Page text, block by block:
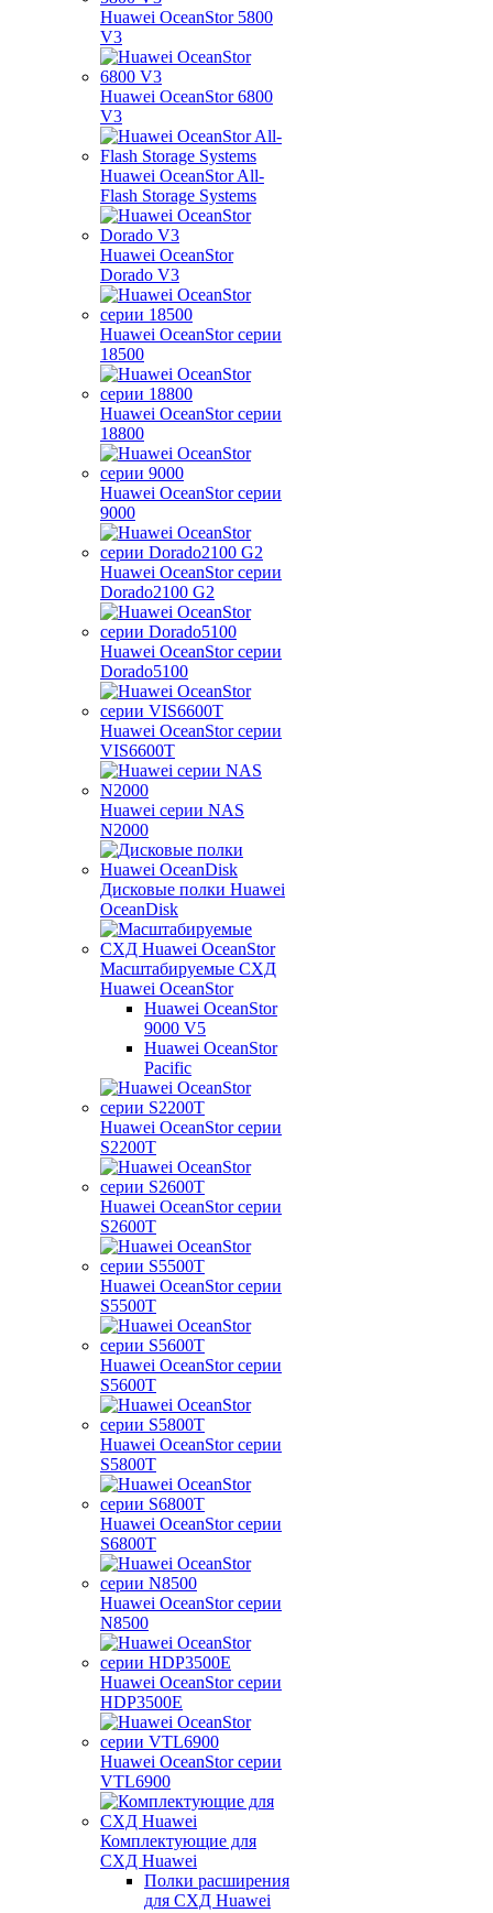
Huawei OceanStor 5800
V3
Huawei OceanStor 6800
V3
Huawei OceanStor All-
Flash Storage Systems
Huawei OceanStor
Dorado V3
Huawei OceanStor серии
18500
Huawei OceanStor серии
18800
Huawei OceanStor серии
9000
Huawei OceanStor серии
Dorado2100 G2
Huawei OceanStor серии
Dorado5100
Huawei OceanStor серии
VIS6600T
Huawei серии NAS
N2000
Дисковые полки Huawei
OceanDisk
Масштабируемые СХД
Huawei OceanStor
Huawei OceanStor
9000 V5
Huawei OceanStor
Pacific
Huawei OceanStor серии
S2200T
Huawei OceanStor серии
S2600T
Huawei OceanStor серии
S5500T
Huawei OceanStor серии
S5600T
Huawei OceanStor серии
S5800T
Huawei OceanStor серии
S6800T
Huawei OceanStor серии
N8500
Huawei OceanStor серии
HDP3500E
Huawei OceanStor серии
VTL6900
Комплектующие для
СХД Huawei
Полки расширения
для СХД Huawei